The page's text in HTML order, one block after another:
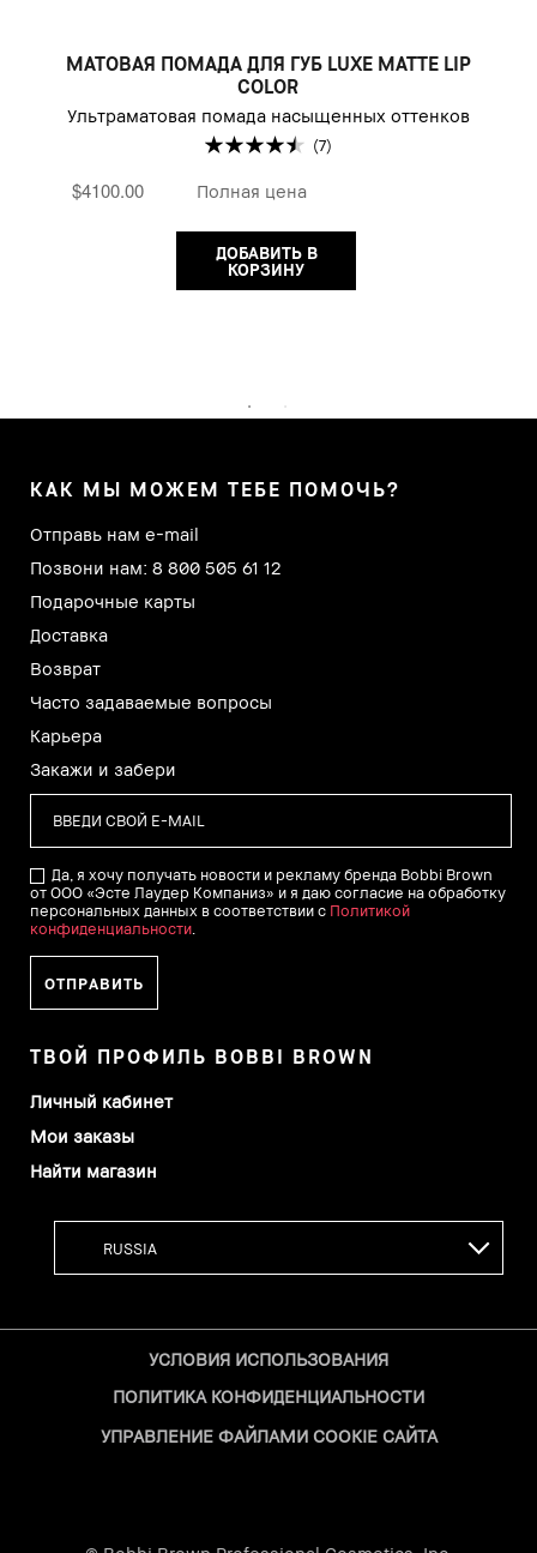
МАТОВАЯ ПОМАДА ДЛЯ ГУБ LUXE MATTE LIP
COLOR
Ультраматовая помада насыщенных оттенков
(7)
$4100.00 Полная цена
ДОБАВИТЬ В
КОРЗИНУ
КАК МЫ МОЖЕМ ТЕБЕ ПОМОЧЬ?
Отправь нам e-mail
Позвони нам: 8 800 505 61 12
Подарочные карты
Доставка
Возврат
Часто задаваемые вопросы
Карьера
Закажи и забери
Да, я хочу получать новости и рекламу бренда Bobbi Brown
от ООО «Эсте Лаудер Компаниз» и я даю согласие на обработку
персональных данных в соответствии с Политикой
конфиденциальности
ТВОЙ ПРОФИЛЬ BOBBI BROWN
Личный кабинет
Мои заказы
Найти магазин
УСЛОВИЯ ИСПОЛЬЗОВАНИЯ
ПОЛИТИКА КОНФИДЕНЦИАЛЬНОСТИ
УПРАВЛЕНИЕ ФАЙЛАМИ COOKIE САЙТА